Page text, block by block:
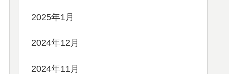
2025年1月
2024年12月
2024年11月